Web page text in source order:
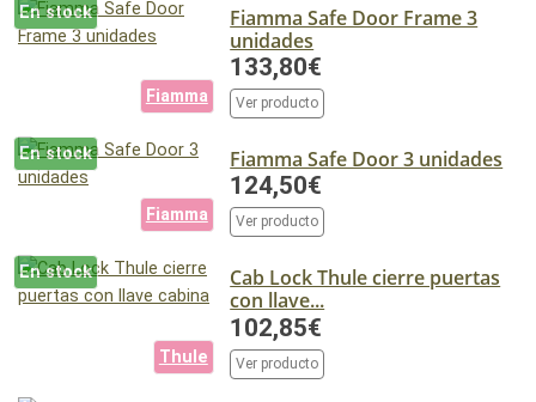
En stock
Fiamma
Fiamma Safe Door Frame 3
unidades
133,80€
Ver producto
En stock
Fiamma
Fiamma Safe Door 3 unidades
124,50€
Ver producto
En stock
Thule
Cab Lock Thule cierre puertas
con llave...
102,85€
Ver producto